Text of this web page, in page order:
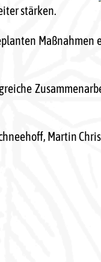
stärken.
Martin